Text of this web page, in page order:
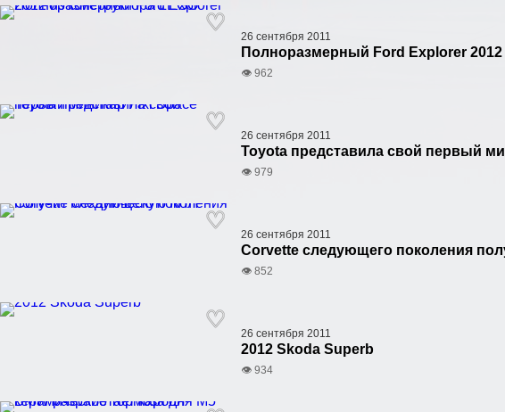
26 сентября 2011
Полноразмерный Ford Explorer 2012
👁 962
26 сентября 2011
Toyota представила свой первый
👁 979
26 сентября 2011
Corvette следующего поколения
👁 852
26 сентября 2011
2012 Skoda Superb
👁 934